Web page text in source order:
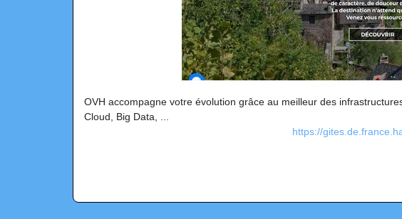
OVH accompagne votre évolution grâce au meilleur des
Cloud, Big Data, ...
https://